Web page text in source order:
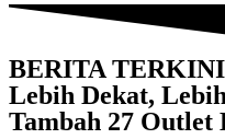
BERITA TERKINI
Lebih Dekat,
Tambah 27 Outlet